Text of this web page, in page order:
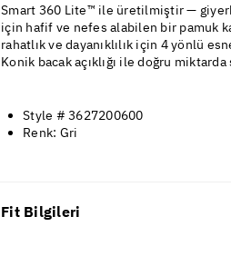
Smart 360 Lite™ ile üretilmiştir —
için hafif ve nefes alabilen bir pamuk
rahatlık ve dayanıklılık için 4 yönlü
Konik bacak açıklığı ile doğru
Style # 3627200600
Renk: Gri
Fit Bilgileri